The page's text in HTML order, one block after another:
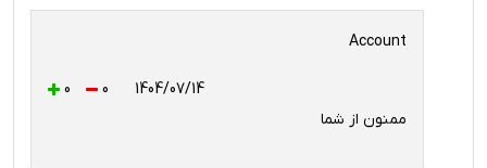
Account
1404/07/14
0
0
ممنون از شما